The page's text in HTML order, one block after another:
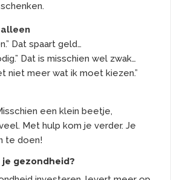
Dat spaart geld…
Dat is misschien wel zwak…
niet meer wat ik moet kiezen.”
een klein beetje,
Met hulp kom je verder. Je
te doen!
gezondheid?